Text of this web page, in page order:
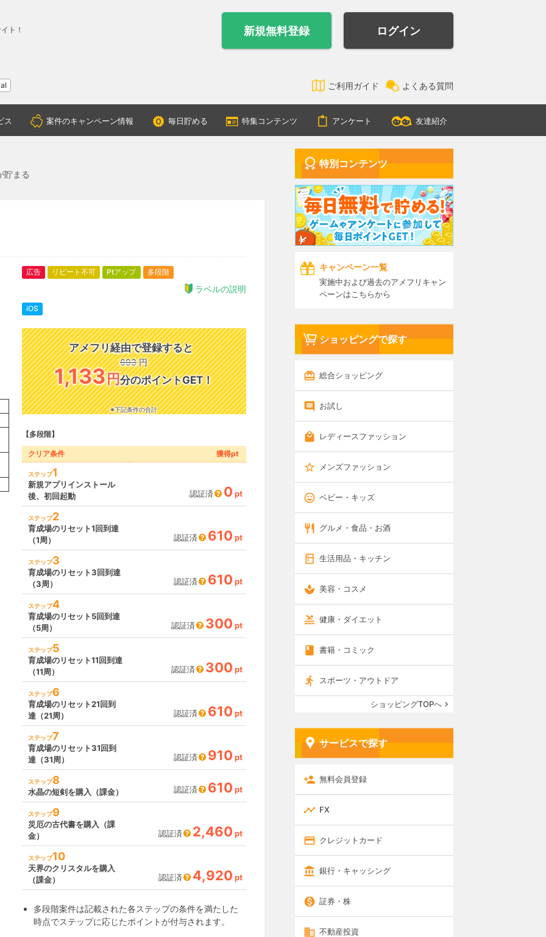
ト！ 新規無料登録 ログイン
ご利用ガイド よくある質問
ス 案件のキャンペーン情報 毎日貯める 特集コンテンツ アンケート 友達紹介
貯まる
広告 リピート不可 Ptアップ 多段階
ラベルの説明
iOS
アメフリ経由で登録すると
693 円
1,133円分のポイントGET！
※下記条件の合計
【多段階】
クリア条件 獲得pt
ステップ1
新規アプリインストール
後、初回起動
認証済 0 pt
ステップ2
育成場のリセット1回到達
（1周）
認証済 610 pt
ステップ3
育成場のリセット3回到達
（3周）
認証済 610 pt
ステップ4
育成場のリセット5回到達
（5周）
認証済 300 pt
ステップ5
育成場のリセット11回到達
（11周）
認証済 300 pt
ステップ6
育成場のリセット21回到
達（21周）
認証済 610 pt
ステップ7
育成場のリセット31回到
達（31周）
認証済 910 pt
ステップ8
水晶の短剣を購入（課金） 認証済 610 pt
ステップ9
災厄の古代書を購入（課
金）
認証済 2,460 pt
ステップ10
天界のクリスタルを購入
（課金）
認証済 4,920 pt
多段階案件は記載された各ステップの条件を満たした
時点でステップに応じたポイントが付与されます。
特別コンテンツ
キャンペーン一覧
実施中および過去のアメフリキャン
ペーンはこちらから
ショッピングで探す
総合ショッピング
お試し
レディースファッション
メンズファッション
ベビー・キッズ
グルメ・食品・お酒
生活用品・キッチン
美容・コスメ
健康・ダイエット
書籍・コミック
スポーツ・アウトドア
ショッピングTOPへ
サービスで探す
無料会員登録
FX
クレジットカード
銀行・キャッシング
証券・株
不動産投資